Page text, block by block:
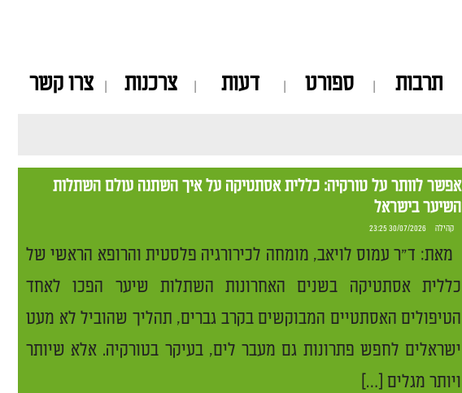
תרבות ספורט דעות צרכנות צרו קשר
אפשר לוותר על טורקיה: כללית אסתטיקה על איך השתנה עולם השתלות
השיער בישראל
קהילה 30/07/2026 23:25
מאת: ד"ר עמוס לויאב, מומחה לכירורגיה פלסטית והרופא הראשי של
כללית אסתטיקה בשנים האחרונות השתלות שיער הפכו לאחד
הטיפולים האסתטיים המבוקשים בקרב גברים, תהליך שהוביל לא מעט
ישראלים לחפש פתרונות גם מעבר לים, בעיקר בטורקיה. אלא שיותר
ויותר מגלים […]